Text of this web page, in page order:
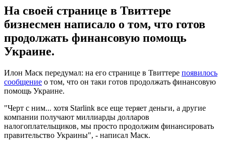
На своей странице в Твиттере
бизнесмен написало о том, что готов
продолжать финансовую помощь
Украине.
Илон Маск передумал: на его странице в Твиттере появилось
сообщение о том, что он таки готов продолжать финансовую
помощь Украине.
"Черт с ним... хотя Starlink все еще теряет деньги, а другие
компании получают миллиарды долларов
налогоплательщиков, мы просто продолжим финансировать
правительство Украины", - написал Маск.